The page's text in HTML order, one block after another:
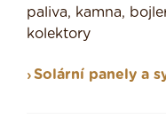
paliva, kamna,
kolektory
Solární panely a